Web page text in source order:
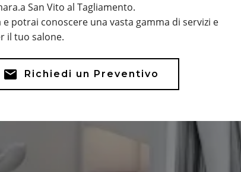
San Vito al Tagliamento.
potrai conoscere una vasta gamma di servizi e
il tuo salone.
Richiedi un Preventivo